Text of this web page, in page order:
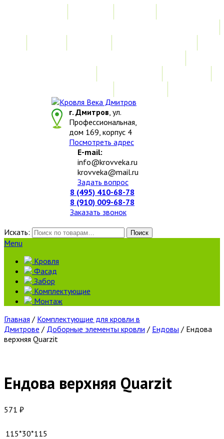
г. Дмитров, ул.
Профессиональная,
дом 169, корпус 4
Посмотреть адрес
E-mail:
info@krovveka.ru
krovveka@mail.ru
Задать вопрос
8 (495) 410-68-78
8 (910) 009-68-78
Заказать звонок
Искать:
Поиск
Menu
Кровля
Фасад
Забор
Комплектующие
Монтаж
Главная / Комплектующие для кровли в
Дмитрове / Доборные элементы кровли / Ендовы / Ендова
верхняя Quarzit
Ендова верхняя Quarzit
571 ₽
115*30*115